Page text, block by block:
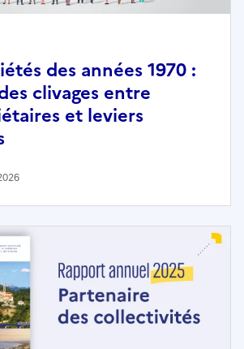
des années 1970 :
clivages entre
et leviers